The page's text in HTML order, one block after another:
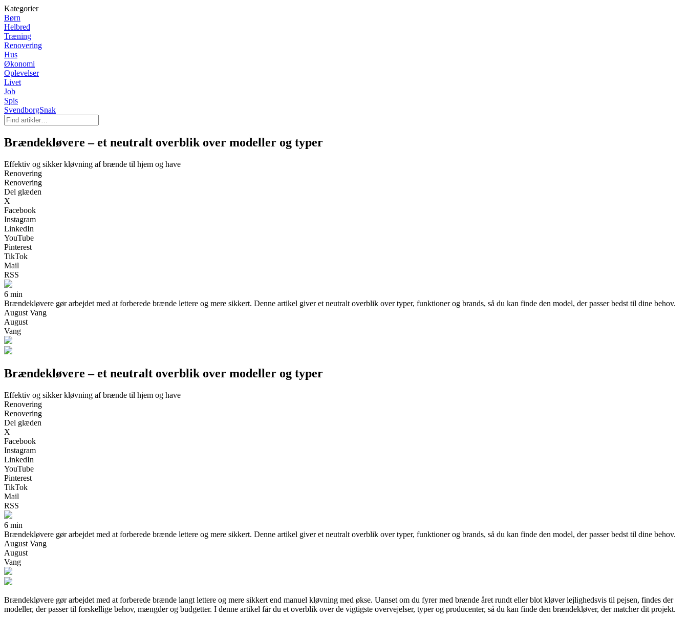
Kategorier
Børn
Helbred
Træning
Renovering
Hus
Økonomi
Oplevelser
Livet
Job
Spis
SvendborgSnak
Brændekløvere – et neutralt overblik over modeller og typer
Effektiv og sikker kløvning af brænde til hjem og have
Renovering
Renovering
Del glæden
X
Facebook
Instagram
LinkedIn
YouTube
Pinterest
TikTok
Mail
RSS
6 min
Brændekløvere gør arbejdet med at forberede brænde lettere og mere sikkert. Denne artikel giver et neutralt overblik over typer, funktioner og brands, så du kan finde den model, der passer bedst til dine behov.
August Vang
August
Vang
Brændekløvere – et neutralt overblik over modeller og typer
Effektiv og sikker kløvning af brænde til hjem og have
Renovering
Renovering
Del glæden
X
Facebook
Instagram
LinkedIn
YouTube
Pinterest
TikTok
Mail
RSS
6 min
Brændekløvere gør arbejdet med at forberede brænde lettere og mere sikkert. Denne artikel giver et neutralt overblik over typer, funktioner og brands, så du kan finde den model, der passer bedst til dine behov.
August Vang
August
Vang
Brændekløvere gør arbejdet med at forberede brænde langt lettere og mere sikkert end manuel kløvning med økse. Uanset om du fyrer med brænde året rundt eller blot kløver lejlighedsvis til pejsen, findes der
modeller, der passer til forskellige behov, mængder og budgetter. I denne artikel får du et overblik over de vigtigste overvejelser, typer og producenter, så du kan finde den brændekløver, der matcher dit projekt.